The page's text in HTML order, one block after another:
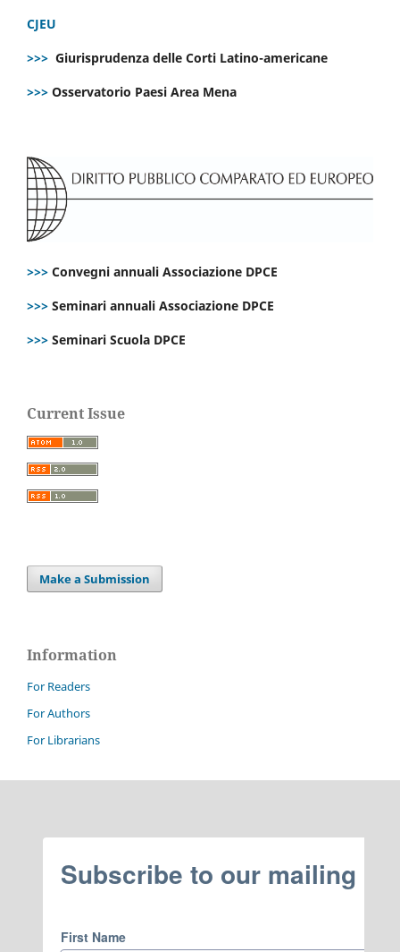
CJEU
>>> Giurisprudenza delle Corti Latino-americane
>>> Osservatorio Paesi Area Mena
>>> Convegni annuali Associazione DPCE
>>> Seminari annuali Associazione DPCE
>>> Seminari Scuola DPCE
Current Issue
Make a Submission
Information
For Readers
For Authors
For Librarians